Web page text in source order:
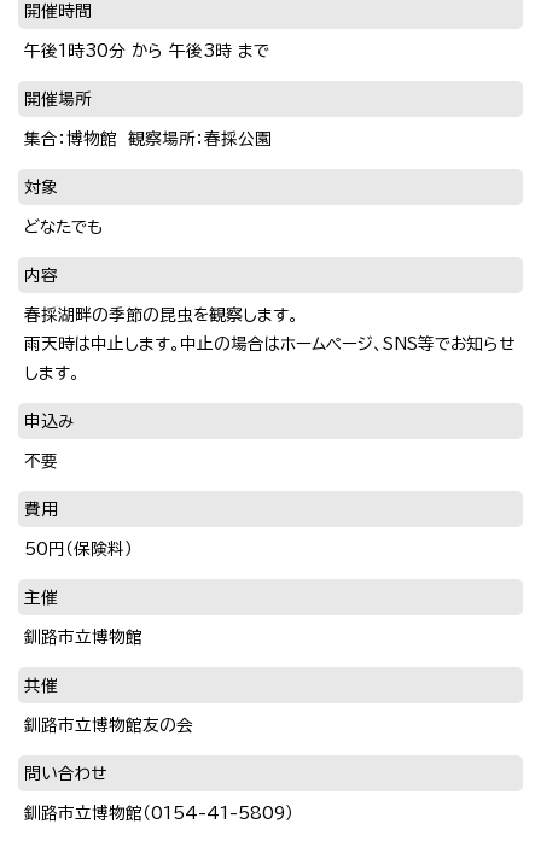
開催時間
午後1時30分 から 午後3時 まで
開催場所
集合：博物館 観察場所：春採公園
対象
どなたでも
内容
春採湖畔の季節の昆虫を観察します。
雨天時は中止します。中止の場合はホームページ、SNS等でお知らせ
します。
申込み
不要
費用
50円（保険料）
主催
釧路市立博物館
共催
釧路市立博物館友の会
問い合わせ
釧路市立博物館（0154-41-5809）